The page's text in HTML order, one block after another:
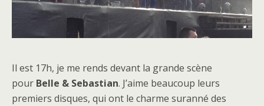
Il est 17h, je me rends devant la grande scène
pour Belle & Sebastian. J’aime beaucoup leurs
premiers disques, qui ont le charme suranné des